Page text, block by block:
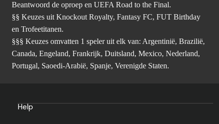
Beantwoord de oproep en UEFA Road to the Final.
§§ Keuzes uit Knockout Royalty, Fantasy FC, FUT Birthday
en Trofeetitanen.
§§§ Keuzes omvatten 1 speler uit elk van: Argentinië, Brazilië,
Canada, Engeland, Frankrijk, Duitsland, Mexico, Nederland,
Portugal, Saoedi-Arabië, Spanje, Verenigde Staten.
Help